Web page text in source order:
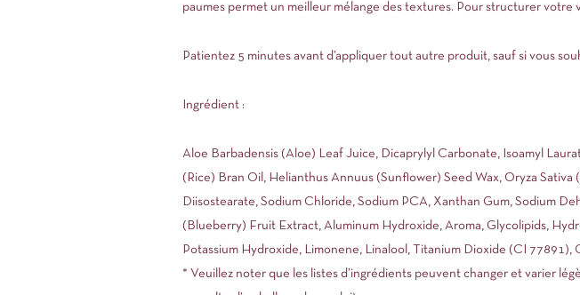
paumes permet un meilleur mélange des textures. Pour structurer
Patientez 5 minutes avant d’appliquer tout autre produit, sauf si vous
Ingrédient :
Aloe Barbadensis (Aloe) Leaf Juice, Dicaprylyl Carbonate, Isoamyl
(Rice) Bran Oil, Helianthus Annuus (Sunflower) Seed Wax, Oryza
Diisostearate, Sodium Chloride, Sodium PCA, Xanthan Gum, Sodium
(Blueberry) Fruit Extract, Aluminum Hydroxide, Aroma, Glycolipids,
Potassium Hydroxide, Limonene, Linalool, Titanium Dioxide (CI
* Veuillez noter que les listes d’ingrédients peuvent changer et varier